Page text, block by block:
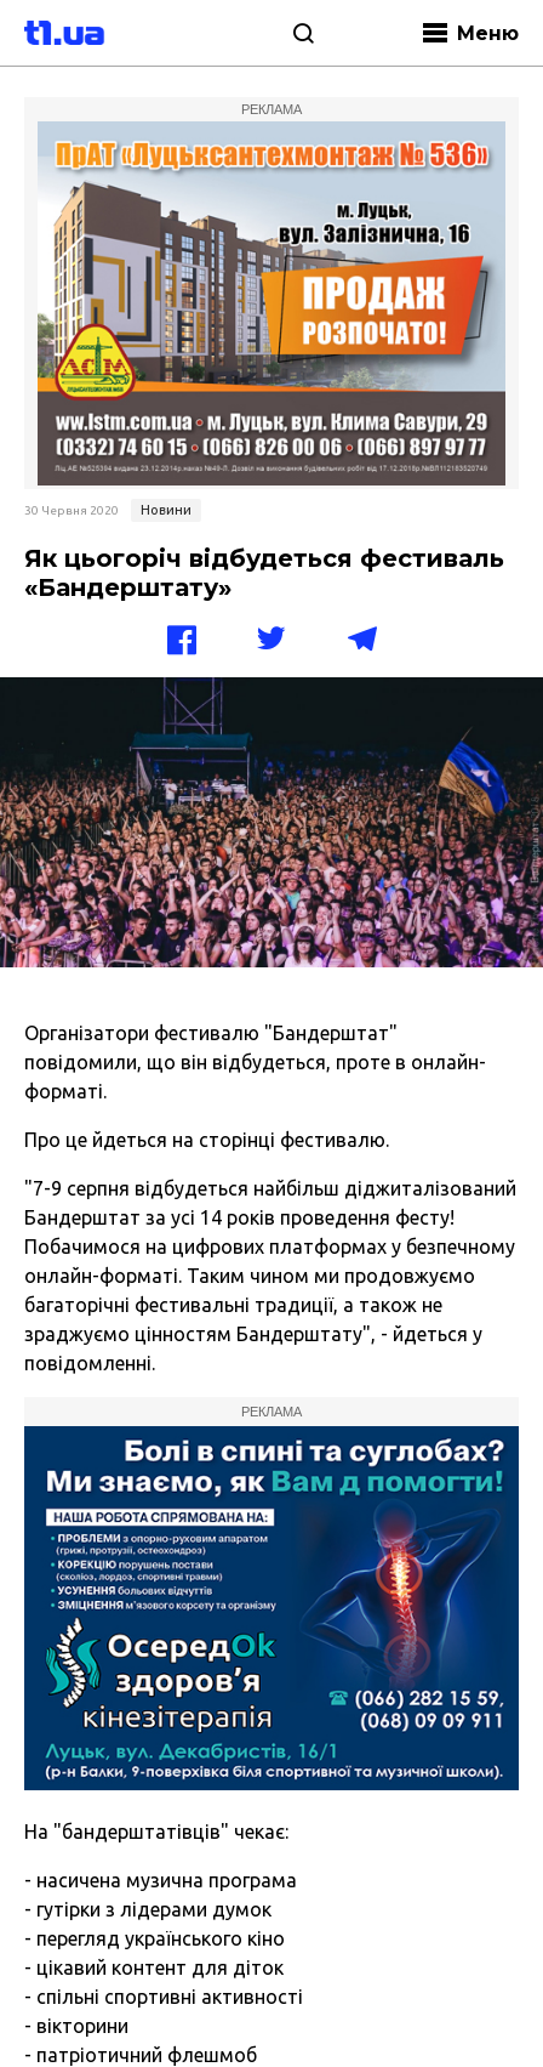
Меню
РЕКЛАМА
30 Червня 2020 Новини
Як цьогоріч відбудеться фестиваль
«Бандерштату»
Організатори фестивалю "Бандерштат"
повідомили, що він відбудеться, проте в онлайн-
форматі.
Про це йдеться на сторінці фестивалю.
"7-9 серпня відбудеться найбільш діджиталізований
Бандерштат за усі 14 років проведення фесту!
Побачимося на цифрових платформах у безпечному
онлайн-форматі. Таким чином ми продовжуємо
багаторічні фестивальні традиції, а також не
зраджуємо цінностям Бандерштату", - йдеться у
повідомленні.
РЕКЛАМА
На "бандерштатівців" чекає:
- насичена музична програма
- гутірки з лідерами думок
- перегляд українського кіно
- цікавий контент для діток
- спільні спортивні активності
- вікторини
- патріотичний флешмоб